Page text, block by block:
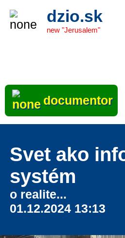
dzio.sk
new "Jerusalem"
documentor
Svet ako
systém
o realite...
01.12.2024 13:13